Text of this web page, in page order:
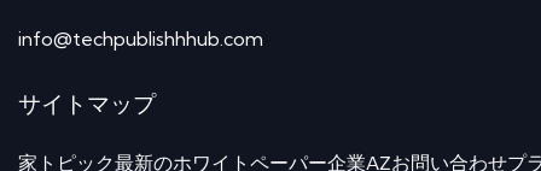
info@techpublishhhub.com
サイトマップ
家 トピック最新のホワイトペーパー企業AZお問い合わせプ